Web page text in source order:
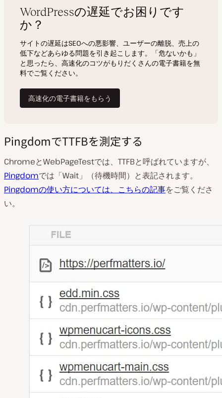
PingdomでTTFBを測定する
ChromeとWebPageTestでは、TTFBと呼ばれていますが、
Pingdomでは「Wait」（待機時間）と表記されます。
Pingdomの使い方については、こちらの記事をご覧くださ
い。